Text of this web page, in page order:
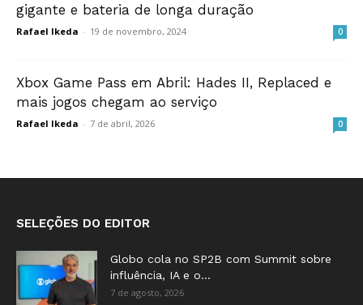
gigante e bateria de longa duração
Rafael Ikeda - 19 de novembro, 2024 0
Xbox Game Pass em Abril: Hades II, Replaced e
mais jogos chegam ao serviço
Rafael Ikeda - 7 de abril, 2026 0
SELEÇÕES DO EDITOR
Globo cola no SP2B com Summit sobre
influência, IA e o...
7 de agosto, 2026